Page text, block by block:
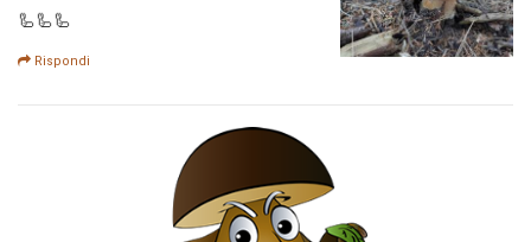
🦾🦾🦾
Rispondi